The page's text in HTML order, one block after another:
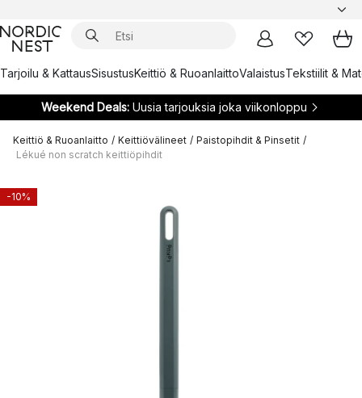
Tarjoilu & KattausSisustusKeittiö & RuoanlaittoValaistusTekstiilit &
Weekend Deals:Uusia tarjouksia joka viikonloppu
Keittiö & Ruoanlaitto / Keittiövälineet / Paistopihdit & Pinsetit /
Lékué non scratch keittiöpihdit
-10%